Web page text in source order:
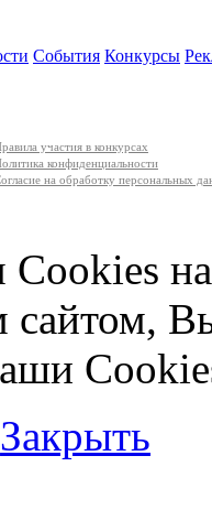
События Конкурсы
участия в конкурсах
конфиденциальности
на обработку персональных
Закрыть